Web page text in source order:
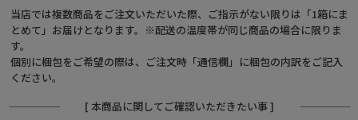
当店では複数商品をご注文いただいた際、ご指示がない限りは「1箱にま
とめて」お届けとなります。※配送の温度帯が同じ商品の場合に限りま
す。
個別に梱包をご希望の際は、ご注文時「通信欄」に梱包の内訳をご記入
ください。
[ 本商品に関してご確認いただきたい事 ]
お電話でのご注文・お問い合わせはこちら
0120-59-2580